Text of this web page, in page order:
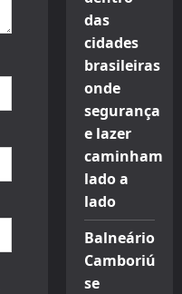
das
cidades
brasileiras
onde
segurança
e lazer
caminham
lado a
lado
Balneário
Camboriú
se